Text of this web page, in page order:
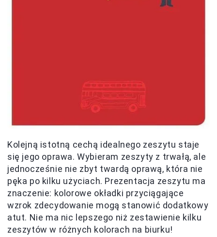
Kolejną istotną cechą idealnego zeszytu staje
się jego oprawa. Wybieram zeszyty z trwałą, ale
jednocześnie nie zbyt twardą oprawą, która nie
pęka po kilku użyciach. Prezentacja zeszytu ma
znaczenie: kolorowe okładki przyciągające
wzrok zdecydowanie mogą stanowić dodatkowy
atut. Nie ma nic lepszego niż zestawienie kilku
zeszytów w różnych kolorach na biurku!